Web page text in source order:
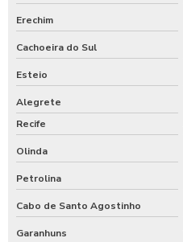
Erechim
Cachoeira do Sul
Esteio
Alegrete
Recife
Olinda
Petrolina
Cabo de Santo Agostinho
Garanhuns